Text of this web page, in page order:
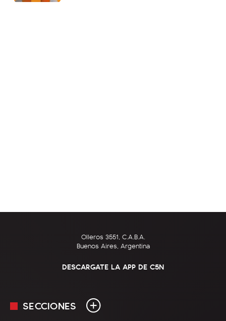
Olleros 3551, C.A.B.A.
Buenos Aires, Argentina
DESCARGATE LA APP DE C5N
SECCIONES